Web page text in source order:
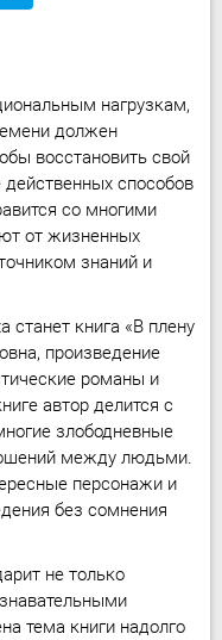
нагрузкам,
должен
восстановить свой
способов
со многими
от жизненных
знаний и
книга «В плену
произведение
романы и
автор делится с
злободневные
между людьми.
персонажи и
без сомнения
не только
тема книги надолго